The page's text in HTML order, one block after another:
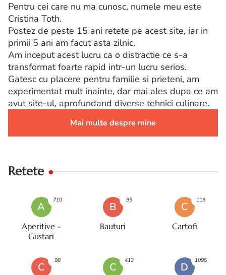
Pentru cei care nu ma cunosc, numele meu este
Cristina Toth.
Postez de peste 15 ani retete pe acest site, iar in
primii 5 ani am facut asta zilnic.
Am inceput acest lucru ca o distractie ce s-a
transformat foarte rapid intr-un lucru serios.
Gatesc cu placere pentru familie si prieteni, am
experimentat mult inainte, dar mai ales dupa ce am
avut site-ul, aprofundand diverse tehnici culinare.
Mai multe despre mine
Retete
A
Aperitive -
Gustari
710
B
Bauturi
95
C
Cartofi
119
C
98
C
413
D
1095